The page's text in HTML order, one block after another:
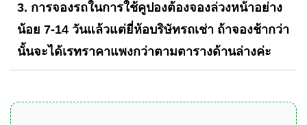
3. การจองรถในการใช้คูปองต้องจองล่วงหน้าอย่าง
น้อย 7-14 วันแล้วแต่ยี่ห้อบริษัทรถเช่า ถ้าจองช้ากว่า
นั้นจะได้เรทราคาแพงกว่าตามตารางด้านล่างค่ะ